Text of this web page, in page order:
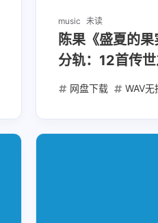
music 未读
陈果《盛夏的
分轨：12首传
网盘下载 WAV无